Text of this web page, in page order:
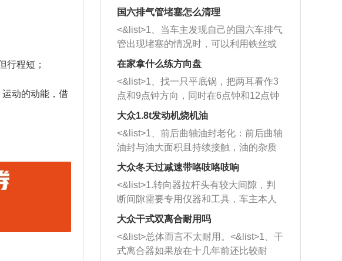
行程短；
动的动能，借
牌，但是中高低端的轮胎都有生产，这
也是为了更好的开拓市场。
国六排气管堵塞怎么清理
<&list>1、当车主发现自己的国六车排气
管出现堵塞的情况时，可以利用铁丝或
者是细棍，直接将杂物给取出来，如果
堵塞情况比较严重，也可以采取应急措
施。 <&list>2、直接利用木棍将所有的
杂物推到排气管里面的位置处，然后将
三元催化器拆解开，就可以将堵塞的东
西取出来。但如果是因为积碳过多引起
的堵塞，就需要将三元催化器泡在草酸
洗剂对堵塞的情况得到解决，将清洗剂
放在燃油箱中，与燃油混合后，车辆启
动时，就可以和汽油一起进入到燃烧
室，最后形成废气排出，就可以让三元
催化器得到清洗，排气管堵塞的情况就
能够得到解决。
在家拿什么练方向盘
<&list>1、找一只平底锅，把两耳看作3
点和9点钟方向，同时在6点钟和12点钟
方向做一个标记。 <&list>2、双手握住
一圈半的练习，往右同样也要打相同的
圈数。 <&list>3、最后强调要反复练
习，这样就可以形成肌肉记忆，在真实
驾驶车辆时，不需要记忆也能打好方
向。
大众1.8t发动机烧机油
<&list>1、前后曲轴油封老化：前后曲轴
油封与油大面积且持续接触，油的杂质
和发动机内持续温度变化使其密封效果
逐渐减弱，导致渗油或漏油。<&list>2、
活塞间隙过大：积碳会使活塞环与缸体
的间隙扩大，导致机油流入燃烧室中，
造成烧机油。<&list>3、机油粘度。使用
机油粘度过小的话，同样会有烧机油现
象，机油粘度过小具有很好的流动性，
大众冬天过减速带咯吱咯吱响
<&list>1.转向器拉杆头有较大间隙，判
断间隙需要专用仪器和工具，车主本人
无法制作，需要将车辆送到修理厂或4s
店；<&list>2.车辆半轴套管防尘罩破
裂，破裂后会出现漏油现象，使半轴磨
损严重，磨损的半轴容易损坏，产生异
大众干式双离合耐用吗
<&list>总体而言不太耐用。<&list>1、干
式离合器如果放在十几年前还比较耐